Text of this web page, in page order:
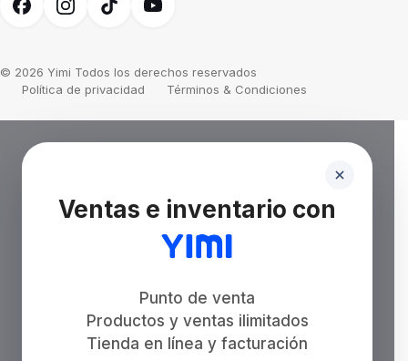
© 2026 Yimi Todos los derechos reservados
Política de privacidad
Términos & Condiciones
Ventas e inventario con
Punto de venta
Productos y ventas ilimitados
Tienda en línea y facturación